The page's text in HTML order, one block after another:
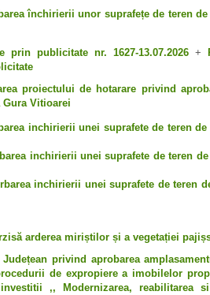
închirierii unor suprafețe de teren
publicitate nr. 1627-13.07.2026 +
proiectului de hotarare privind
Gura Vitioarei
inchirierii unei suprafete de teren
inchirierii unei suprafete de teren
inchirierii unei suprafete de teren
arderea miriștilor și a vegetației
privind aprobarea
de expropiere a imobilelor
,, Modernizarea, reabilitarea si